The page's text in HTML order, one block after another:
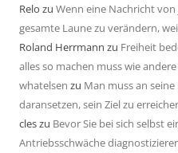
Relo zu Wenn eine Nachricht
gesamte Laune zu verändern,
Roland Herrmann zu Freiheit
alles so machen muss wie
whatelsen zu Man muss an
daransetzen, sein Ziel zu
cleszu Bevor Sie bei sich selbst
Antriebsschwäche